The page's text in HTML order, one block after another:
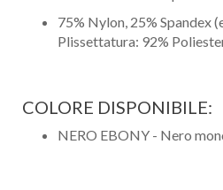
75% Nylon, 25% Spandex
Plissettatura: 92%
COLORE DISPONIBILE:
NERO EBONY - Nero